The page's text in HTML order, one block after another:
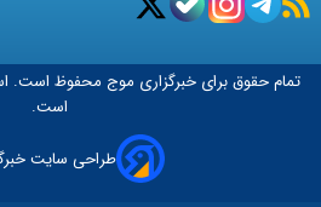
تمام حقوق برای خبرگزاری موج محفوظ است.
است.
طراحی سایت